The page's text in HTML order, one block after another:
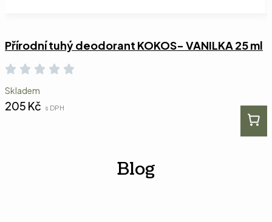
Přírodní tuhý deodorant KOKOS- VANILKA 25 ml
Skladem
205 Kč s DPH
Blog